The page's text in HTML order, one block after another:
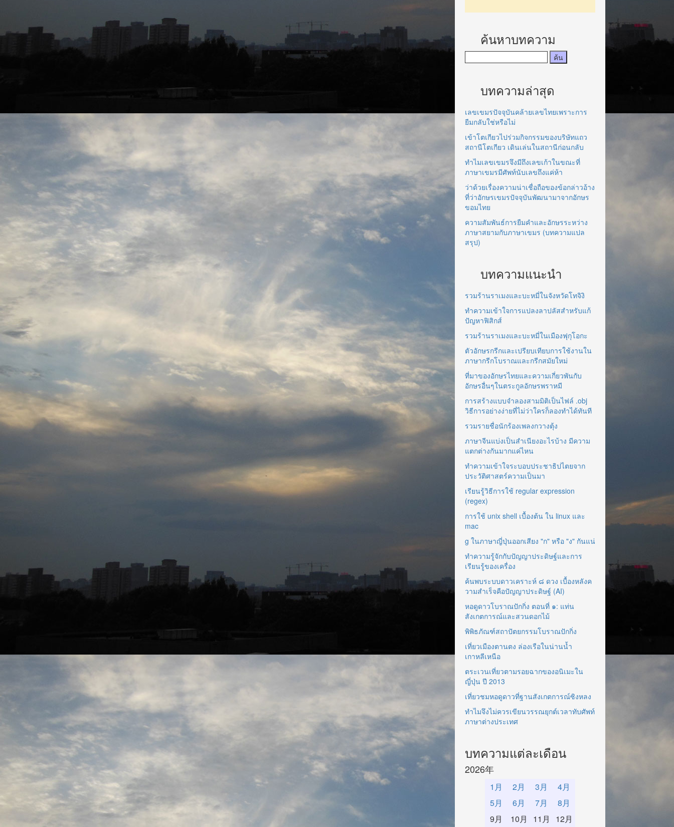
ค้นหาบทความ
บทความล่าสุด
เลขเขมรปัจจุบันคล้ายเลขไทยเพราะการ
ยืมกลับใช่หรือไม่
เข้าโตเกียวไปร่วมกิจกรรมของบริษัทแถว
สถานีโตเกียว เดินเล่นในสถานีก่อนกลับ
ทำไมเลขเขมรจึงมีถึงเลขเก้าในขณะที่
ภาษาเขมรมีศัพท์นับเลขถึงแค่ห้า
ว่าด้วยเรื่องความน่าเชื่อถือของข้อกล่าวอ้าง
ที่ว่าอักษรเขมรปัจจุบันพัฒนามาจากอักษร
ขอมไทย
ความสัมพันธ์การยืมคำและอักษรระหว่าง
ภาษาสยามกับภาษาเขมร (บทความแปล
สรุป)
บทความแนะนำ
รวมร้านราเมงและบะหมี่ในจังหวัดโทจิงิ
ทำความเข้าใจการแปลงลาปลัสสำหรับแก้
ปัญหาฟิสิกส์
รวมร้านราเมงและบะหมี่ในเมืองฟุกุโอกะ
ตัวอักษรกรีกและเปรียบเทียบการใช้งานใน
ภาษากรีกโบราณและกรีกสมัยใหม่
ที่มาของอักษรไทยและความเกี่ยวพันกับ
อักษรอื่นๆในตระกูลอักษรพราหมี
การสร้างแบบจำลองสามมิติเป็นไฟล์ .obj
วิธีการอย่างง่ายที่ไม่ว่าใครก็ลองทำได้ทันที
รวมรายชื่อนักร้องเพลงกวางตุ้ง
ภาษาจีนแบ่งเป็นสำเนียงอะไรบ้าง มีความ
แตกต่างกันมากแค่ไหน
ทำความเข้าใจระบอบประชาธิปไตยจาก
ประวัติศาสตร์ความเป็นมา
เรียนรู้วิธีการใช้ regular expression
(regex)
การใช้ unix shell เบื้องต้น ใน linux และ
mac
g ในภาษาญี่ปุ่นออกเสียง "ก" หรือ "ง" กันแน่
ทำความรู้จักกับปัญญาประดิษฐ์และการ
เรียนรู้ของเครื่อง
ค้นพบระบบดาวเคราะห์ ๘ ดวง เบื้องหลังค
วามสำเร็จคือปัญญาประดิษฐ์ (AI)
หอดูดาวโบราณปักกิ่ง ตอนที่ ๑: แท่น
สังเกตการณ์และสวนดอกไม้
พิพิธภัณฑ์สถาปัตยกรรมโบราณปักกิ่ง
เที่ยวเมืองตานตง ล่องเรือในน่านน้ำ
เกาหลีเหนือ
ตระเวนเที่ยวตามรอยฉากของอนิเมะใน
ญี่ปุ่น ปี 2013
เที่ยวชมหอดูดาวที่ฐานสังเกตการณ์ซิงหลง
ทำไมจึงไม่ควรเขียนวรรณยุกต์เวลาทับศัพท์
ภาษาต่างประเทศ
บทความแต่ละเดือน
2026年
1月 2月 3月
4月
5月
6月 7月
8月
9月
10月 11月 12月